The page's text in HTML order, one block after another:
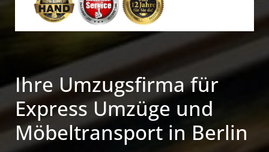
Ihre Umzugsfirma für
Express Umzüge und
Möbeltransport in Berlin